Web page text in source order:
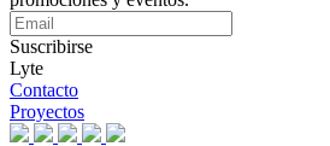
Suscribirse
Lyte
Contacto
Proyectos